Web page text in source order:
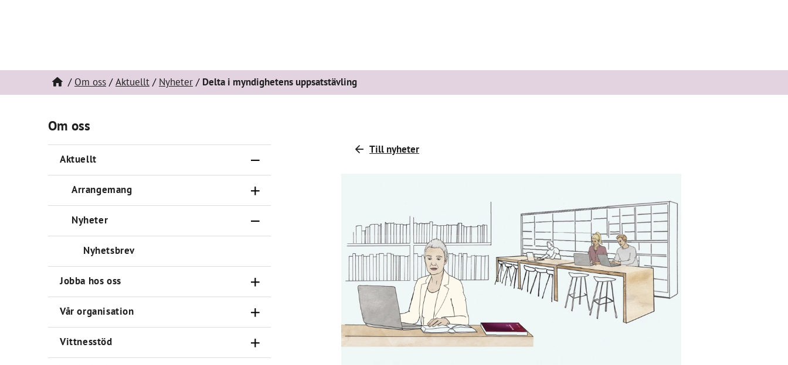
Om oss Aktuellt Nyheter Delta i myndighetens uppsatstävling
Om oss
Aktuellt
Arrangemang
Nyheter
Nyhetsbrev
Jobba hos oss
Vår organisation
Vittnesstöd
Till nyheter